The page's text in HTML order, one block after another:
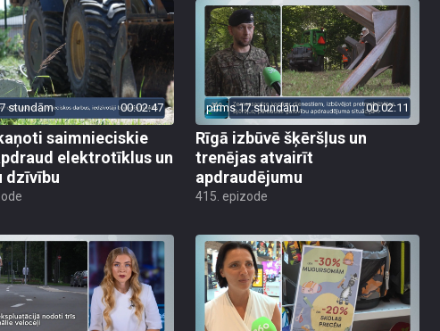
stundām 00:02:47
saimnieciskie
elektrotīklus un
dzīvību
pirms 17 stundām 00:02:11
Rīgā izbūvē šķēršļus un
trenējas atvairīt
apdraudējumu
415. epizode